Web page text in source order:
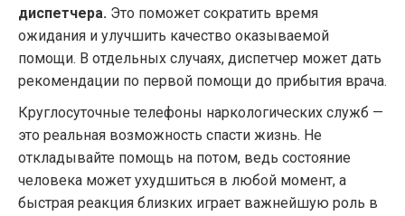
диспетчера. Это поможет сократить время
ожидания и улучшить качество оказываемой
помощи. В отдельных случаях, диспетчер может дать
рекомендации по первой помощи до прибытия врача.
Круглосуточные телефоны наркологических служб —
это реальная возможность спасти жизнь. Не
откладывайте помощь на потом, ведь состояние
человека может ухудшиться в любой момент, а
быстрая реакция близких играет важнейшую роль в